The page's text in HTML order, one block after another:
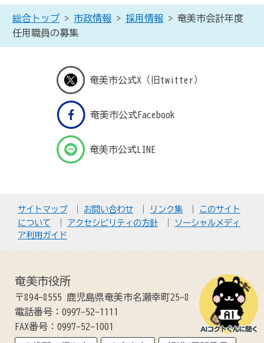
総合トップ > 市政情報 > 採用情報 > 奄美市会計年度
任用職員の募集
奄美市公式X（旧twitter）
奄美市公式Facebook
奄美市公式LINE
サイトマップ お問い合わせ リンク集
このサイト
について
アクセシビリティの方針
ソーシャルメディ
ア利用ガイド
奄美市役所
〒894-8555 鹿児島県奄美市名瀬幸町25-8
電話番号：0997-52-1111
FAX番号：0997-52-1001